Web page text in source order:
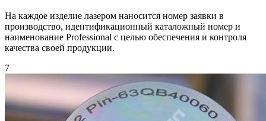
На каждое изделие лазером наносится номер заявки в
производство, идентификационный каталожный номер и
наименование Professional с целью обеспечения и контроля
качества своей продукции.
7